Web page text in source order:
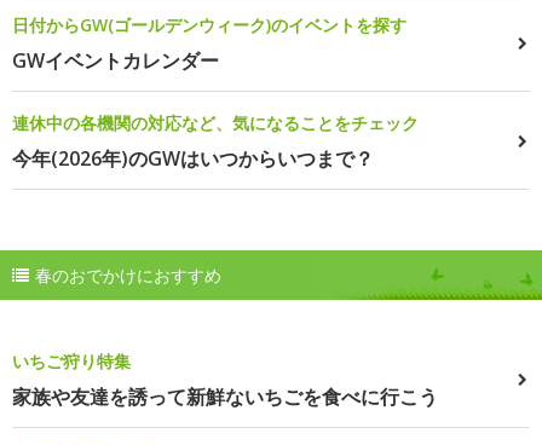
日付からGW(ゴールデンウィーク)のイベントを探す
GWイベントカレンダー
連休中の各機関の対応など、気になることをチェック
今年(2026年)のGWはいつからいつまで？
春のおでかけにおすすめ
いちご狩り特集
家族や友達を誘って新鮮ないちごを食べに行こう